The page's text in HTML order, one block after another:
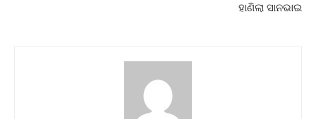
ହାଣିଲା ସାନଭାଇ